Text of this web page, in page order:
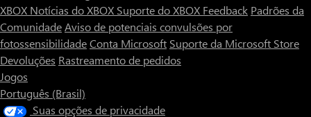
XBOX Notícias do XBOX Suporte do XBOX Feedback Padrões da
ComunidadeAviso de potenciais convulsões por
fotossensibilidadeConta Microsoft Suporte da Microsoft Store
Devoluções Rastreamento de pedidos
Jogos
Português (Brasil)
Suas opções de privacidade